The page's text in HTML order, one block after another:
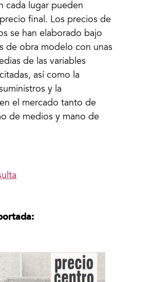
cada lugar pueden
final. Los precios de
se han elaborado bajo
de obra modelo con unas
de las variables
así como la
y la
el mercado tanto de
de medios y mano de